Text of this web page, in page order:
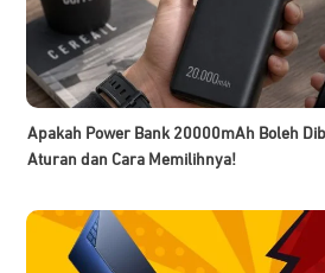
Apakah Power Bank 20000mAh Boleh
Aturan dan Cara Memilihnya!